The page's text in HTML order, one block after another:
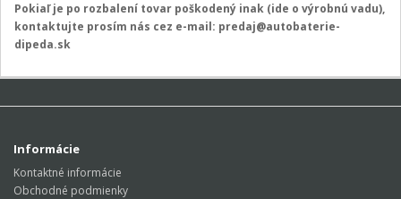
Pokiaľ je po rozbalení tovar poškodený inak (ide o výrobnú vadu),
kontaktujte prosím nás cez e-mail: predaj@autobaterie-
dipeda.sk
Informácie
Kontaktné informácie
Obchodné podmienky